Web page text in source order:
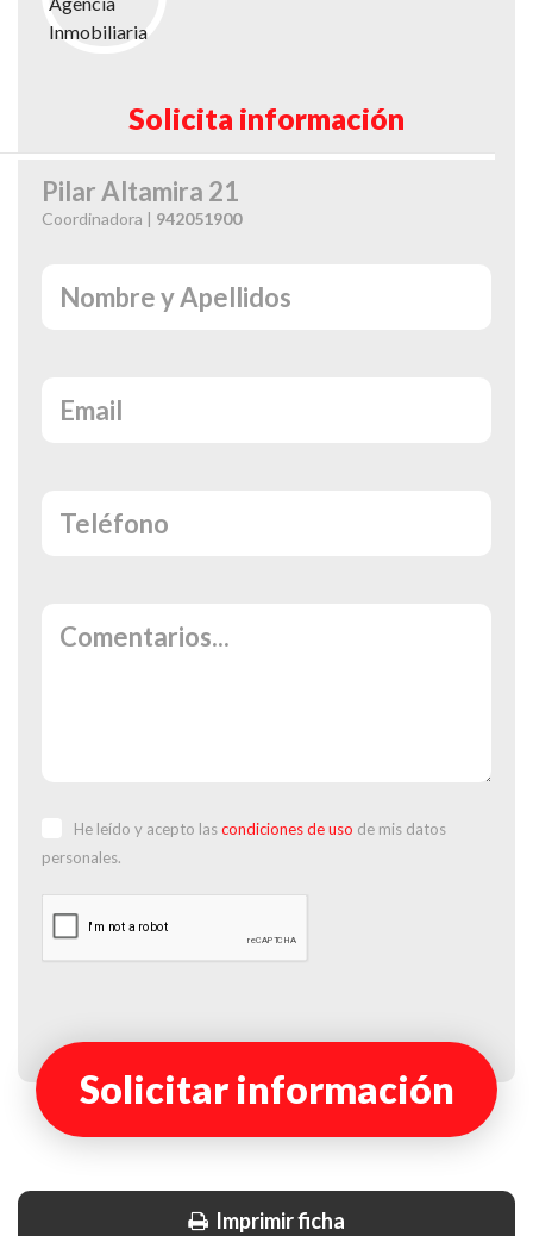
Solicita información
Pilar Altamira 21
Coordinadora | 942051900
He leído y acepto lascondiciones de uso de mis datos
personales.
Solicitar información
Imprimir ficha